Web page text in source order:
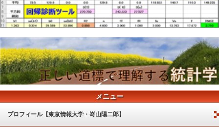
メニュー
プロフィール【東京情報大学・嵜山陽二郎】